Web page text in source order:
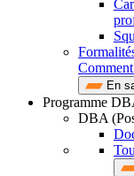
En
Programme
DBA